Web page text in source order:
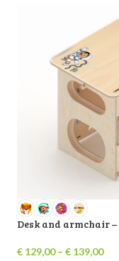
Desk and armchair
€129,00 – €139,00